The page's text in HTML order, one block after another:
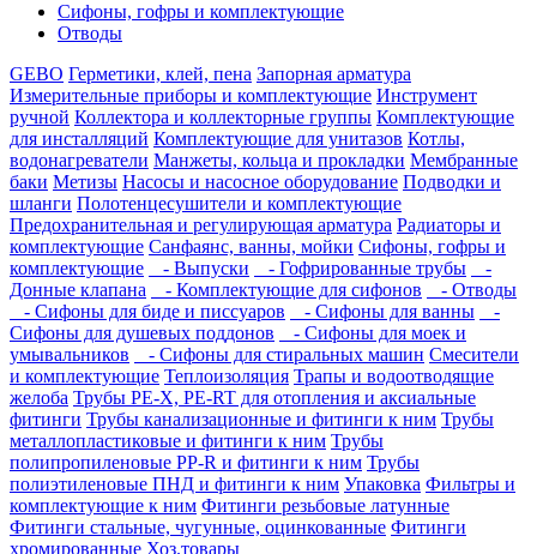
Сифоны, гофры и комплектующие
Отводы
GEBO Герметики, клей, пена Запорная арматура
Измерительные приборы и комплектующие Инструмент
ручной Коллектора и коллекторные группы Комплектующие
для инсталляций Комплектующие для унитазов Котлы,
водонагреватели Манжеты, кольца и прокладки Мембранные
баки Метизы Насосы и насосное оборудование Подводки и
шланги Полотенцесушители и комплектующие
Предохранительная и регулирующая арматура Радиаторы и
комплектующие Санфаянс, ванны, мойки Сифоны, гофры и
комплектующие
- Выпуски - Гофрированные трубы
-
Донные клапана
- Комплектующие для сифонов
- Отводы
- Сифоны для биде и писсуаров
- Сифоны для ванны
-
Сифоны для душевых поддонов
- Сифоны для моек и
умывальников
- Сифоны для стиральных машин Смесители
и комплектующие Теплоизоляция Трапы и водоотводящие
желоба Трубы PE-X, PE-RT для отопления и аксиальные
фитинги Трубы канализационные и фитинги к ним Трубы
металлопластиковые и фитинги к ним Трубы
полипропиленовые PP-R и фитинги к ним Трубы
полиэтиленовые ПНД и фитинги к ним Упаковка Фильтры и
комплектующие к ним Фитинги резьбовые латунные
Фитинги стальные, чугунные, оцинкованные Фитинги
хромированные Хоз.товары